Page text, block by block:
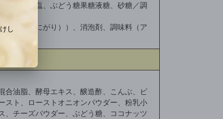
し）、食塩、ぶどう糖果糖液糖、砂糖／調
シウム（にがり））、消泡剤、調味料（ア
合油脂、酵母エキス、醸造酢、こんぶ、ビ
スト、ローストオニオンパウダー、粉乳小
、チーズパウダー、ぶどう糖、ココナッツ